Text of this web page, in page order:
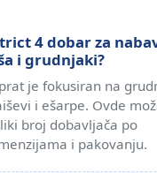
4 dobar za
i grudnjaki?
je fokusiran na
i ešarpe. Ovde
broj dobavljača po
i pakovanju.